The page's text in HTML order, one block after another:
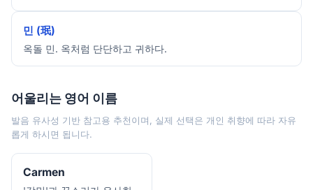
민 (珉)
옥돌 민. 옥처럼 단단하고 귀하다.
어울리는 영어 이름
발음 유사성 기반 참고용 추천이며, 실제 선택은 개인 취향에 따라 자유
롭게 하시면 됩니다.
Carmen